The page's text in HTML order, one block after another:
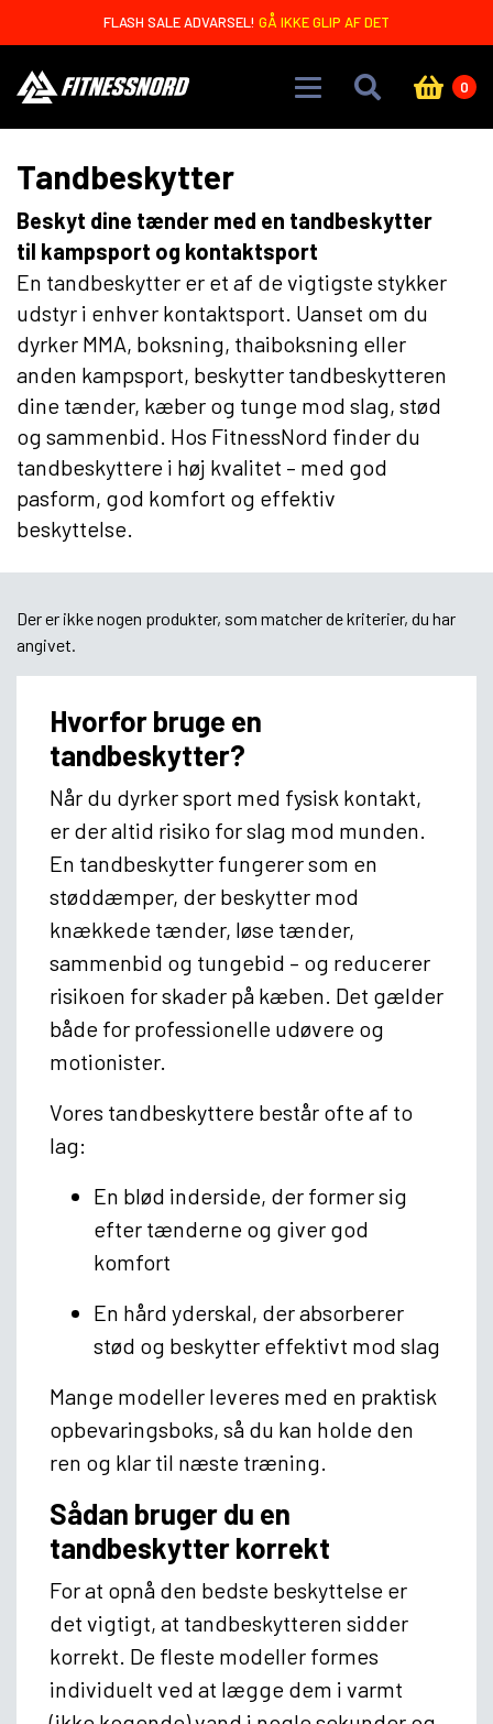
FLASH SALE ADVARSEL! GÅ IKKE GLIP AF DET
0
Tandbeskytter
Beskyt dine tænder med en tandbeskytter
til kampsport og kontaktsport
En tandbeskytter er et af de vigtigste stykker
udstyr i enhver kontaktsport. Uanset om du
dyrker MMA, boksning, thaiboksning eller
anden kampsport, beskytter tandbeskytteren
dine tænder, kæber og tunge mod slag, stød
og sammenbid. Hos FitnessNord finder du
tandbeskyttere i høj kvalitet – med god
pasform, god komfort og effektiv
beskyttelse.
Der er ikke nogen produkter, som matcher de kriterier, du har
angivet.
Hvorfor bruge en
tandbeskytter?
Når du dyrker sport med fysisk kontakt,
er der altid risiko for slag mod munden.
En tandbeskytter fungerer som en
støddæmper, der beskytter mod
knækkede tænder, løse tænder,
sammenbid og tungebid – og reducerer
risikoen for skader på kæben. Det gælder
både for professionelle udøvere og
motionister.
Vores tandbeskyttere består ofte af to
lag:
En blød inderside, der former sig
efter tænderne og giver god
komfort
En hård yderskal, der absorberer
stød og beskytter effektivt mod slag
Mange modeller leveres med en praktisk
opbevaringsboks, så du kan holde den
ren og klar til næste træning.
Sådan bruger du en
tandbeskytter korrekt
For at opnå den bedste beskyttelse er
det vigtigt, at tandbeskytteren sidder
korrekt. De fleste modeller formes
individuelt ved at lægge dem i varmt